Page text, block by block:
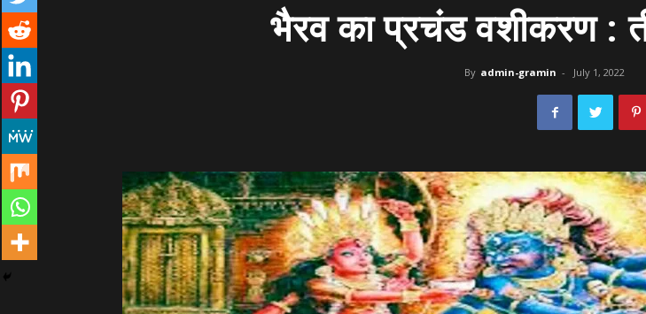
भैरव का प्रचंड वशीकरण :
By admin-gramin - July 1, 2022